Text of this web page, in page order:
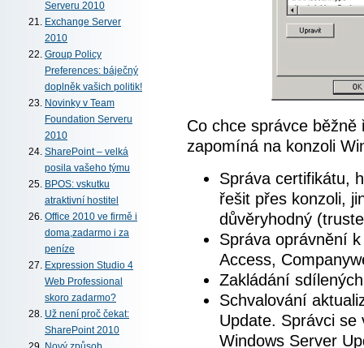
Serveru 2010
Exchange Server
2010
Group Policy
Preferences: báječný
doplněk vašich politik!
Novinky v Team
Foundation Serveru
2010
SharePoint – velká
posila vašeho týmu
BPOS: vskutku
atraktivní hostitel
Office 2010 ve firmě i
doma,zadarmo i za
peníze
Expression Studio 4
Web Professional
skoro zadarmo?
Už není proč čekat:
SharePoint 2010
Co chce správce běžně
zapomíná na konzoli
Správa certifikátu,
řešit přes konzoli,
důvěryhodný
Správa oprávnění
Access,
Zakládání
Schvalování
Update. Správci se
Windows Server